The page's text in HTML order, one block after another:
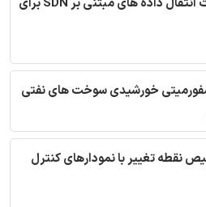
خورشیدی سوخت های نفتی
نقطه تغییر با نمودارهای کنترل